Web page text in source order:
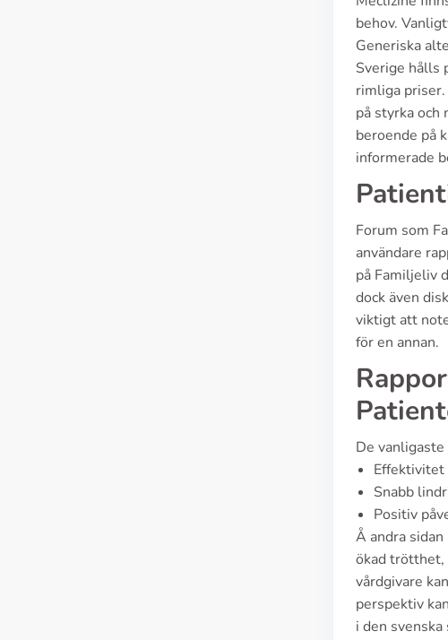
behov.
Generiska
Sverige hålls
rimliga
på styrka
beroende på
informerade
Forum som
användare
på Familjeliv
dock även
viktigt att
för en annan.
De
Effektivitet
Snabb
Positiv
Å andra
ökad trötthet,
vårdgivare
perspektiv
i den svenska